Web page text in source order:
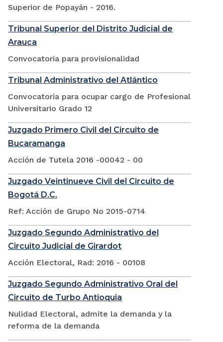
Superior de Popayán - 2016.
Tribunal Superior del Distrito Judicial de
Arauca
Convocatoria para provisionalidad
Tribunal Administrativo del Atlántico
Convocatoria para ocupar cargo de Profesional
Universitario Grado 12
Juzgado Primero Civil del Circuito de
Bucaramanga
Acción de Tutela 2016 -00042 - 00
Juzgado Veintinueve Civil del Circuito de
Bogotá D.C.
Ref: Acción de Grupo No 2015-0714
Juzgado Segundo Administrativo del
Circuito Judicial de Girardot
Acción Electoral, Rad: 2016 - 00108
Juzgado Segundo Administrativo Oral del
Circuito de Turbo Antioquia
Nulidad Electoral, admite la demanda y la
reforma de la demanda